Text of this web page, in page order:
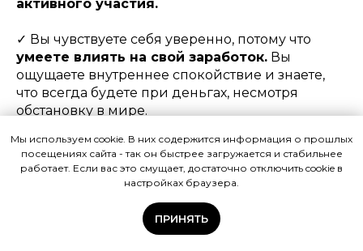
Обучение Бесплатно
активного участия.
✓ Вы чувствуете себя уверенно, потому что
умеете влиять на свой заработок. Вы
ощущаете внутреннее спокойствие и знаете,
что всегда будете при деньгах, несмотря
обстановку в мире.
✓ И главное: вы точно знаете, что эти
100.000 дохода – только начало.Ведь теперь
вы можете масштабировать эту систему и
Мы используем cookie. В них содержится информация о прошлых
посещениях сайта - так он быстрее загружается и стабильнее
работает. Если вас это смущает, достаточно отключить cookie в
настройках браузера.
ПРИНЯТЬ